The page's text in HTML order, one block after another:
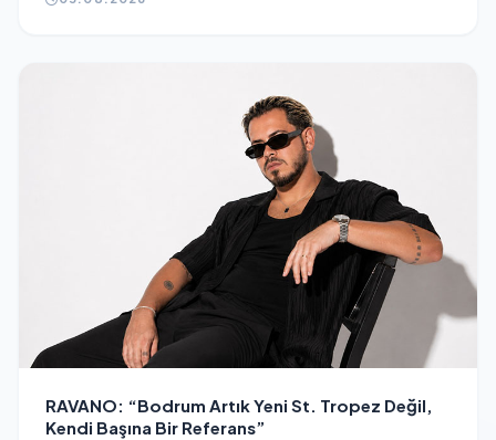
RAVANO: “Bodrum Artık Yeni St. Tropez Değil,
Kendi Başına Bir Referans”